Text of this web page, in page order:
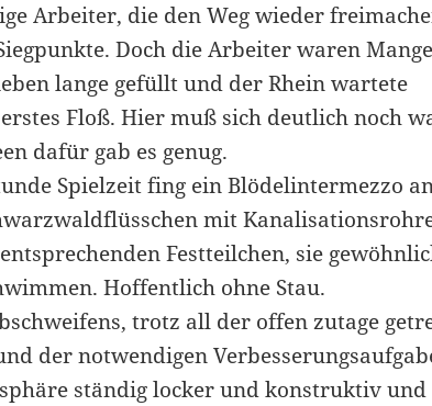
Arbeiter, die den Weg wieder
Doch die Arbeiter waren
lange gefüllt und der Rhein wartete
Floß. Hier muß sich deutlich noch
dafür gab es genug.
Spielzeit fing ein Blödelintermezzo
mit
Festteilchen, sie
Hoffentlich ohne Stau.
trotz all der offen zutage
der notwendigen
ständig locker und konstruktiv und